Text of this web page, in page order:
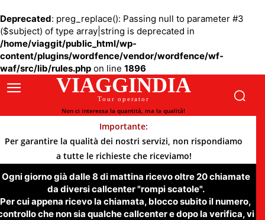
Deprecated: preg_replace(): Passing null to parameter #3
($subject) of type array|string is deprecated in
/home/viaggit/public_html/wp-
content/plugins/wordfence/vendor/wordfence/wf-
waf/src/lib/rules.php on line 1896
VIAGGINDIA
Tour operator
Non ci interessa la quantità, ma la qualità!
Importante:
Per garantire la qualità dei nostri servizi, non rispondiamo
a tutte le richieste che riceviamo!
Ogni giorno già dalle 8 di mattina ricevo oltre 20 chiamate
da diversi callcenter "rompi scatole".
Per cui appena ricevo la chiamata, blocco subito il numero,
che non sia qualche callcenter e dopo la verifica, vi